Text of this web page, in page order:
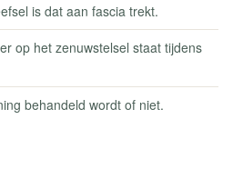
is dat aan fascia trekt.
op het zenuwstelsel staat tijdens
behandeld wordt of niet.